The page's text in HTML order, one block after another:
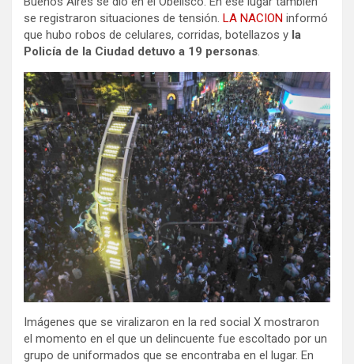
se registraron situaciones de tensión. LA NACION informó
que hubo robos de celulares, corridas, botellazos y la
Policía de la Ciudad detuvo a 19 personas.
Imágenes que se viralizaron en la red social X mostraron
el momento en el que un delincuente fue escoltado por un
grupo de uniformados que se encontraba en el lugar. En